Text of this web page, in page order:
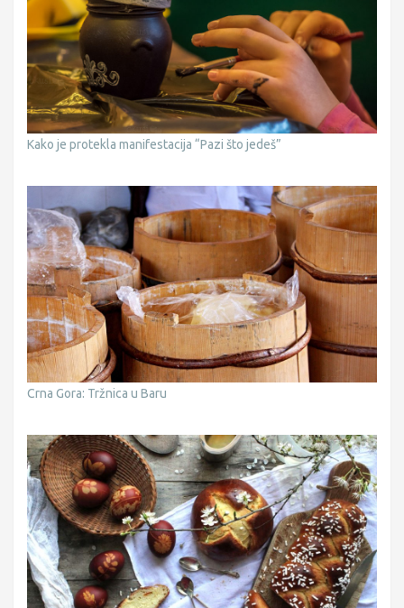
Kako je protekla manifestacija “Pazi što jedeš”
Crna Gora: Tržnica u Baru